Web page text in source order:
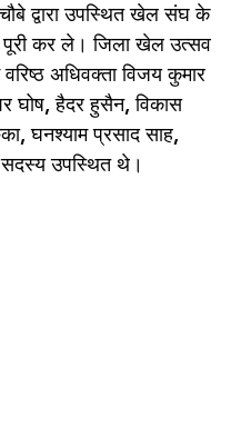
द्वारा उपस्थित खेल संघ के
पूरी कर ले। जिला खेल उत्सव
अधिवक्ता विजय कुमार
घोष, हैदर हुसैन, विकास
घनश्याम प्रसाद साह,
सदस्य उपस्थित थे।